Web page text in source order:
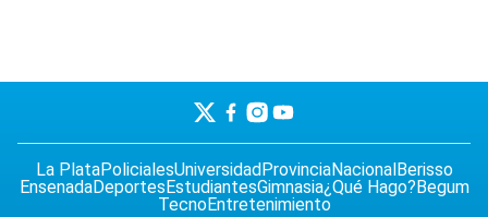
La PlataPolicialesUniversidadProvinciaNacionalBerisso
EnsenadaDeportesEstudiantesGimnasia¿Qué Hago?Begum
TecnoEntretenimiento